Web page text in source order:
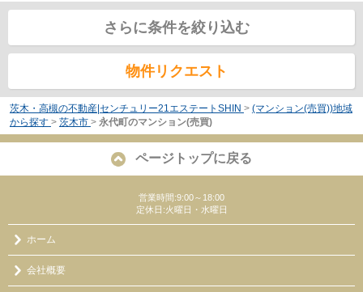
さらに条件を絞り込む
物件リクエスト
茨木・高槻の不動産|センチュリー21エステートSHIN > (マンション(売買))地域
から探す > 茨木市 > 永代町のマンション(売買)
ページトップに戻る
営業時間:9:00～18:00
定休日:火曜日・水曜日
ホーム
会社概要